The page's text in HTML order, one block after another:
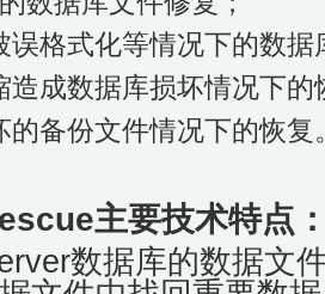
误格式化等情况下的数据
造成数据库损坏情况下的
的备份文件情况下的恢复
主要技术特点
数据库的数据文